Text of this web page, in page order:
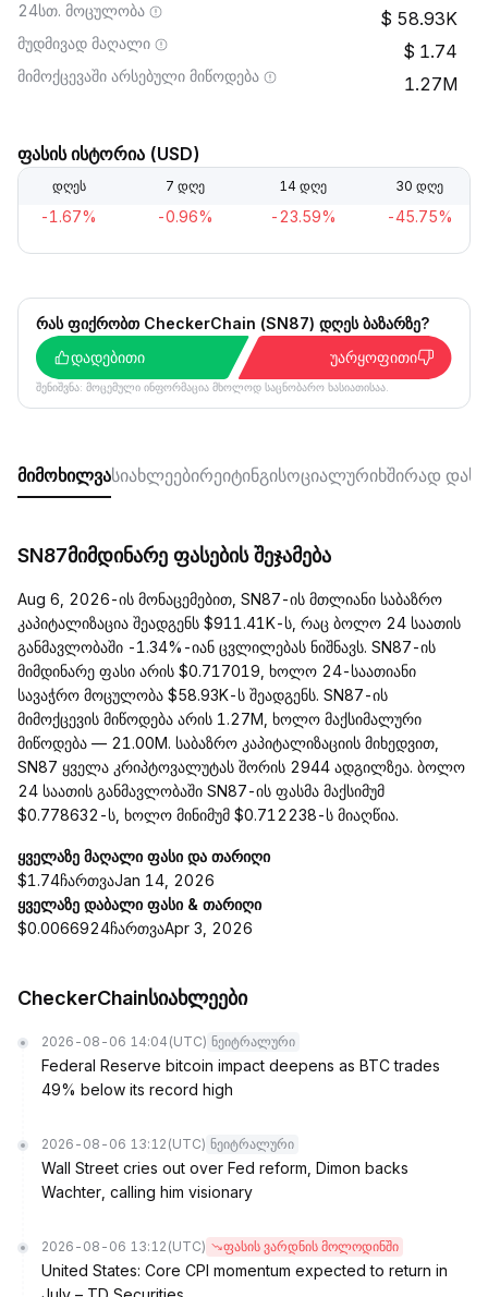
24სთ. მოცულობა 58.93K
მუდმივად მაღალი 1.74
მიმოქცევაში არსებული მიწოდება 1.27M
ფასის ისტორია (USD)
დღეს 7 დღე 14 დღე 30 დღე
-1.67% -0.96% -23.59% -45.75%
რას ფიქრობთ CheckerChain (SN87) დღეს ბაზარზე?
დადებითი
უარყოფითი
შენიშვნა: მოცემული ინფორმაცია მხოლოდ საცნობარო ხასიათისაა.
მიმოხილვასიახლეებირეიტინგისოციალურიხშირად
SN87მიმდინარე ფასების შეჯამება
Aug 6, 2026-ის მონაცემებით, SN87-ის მთლიანი საბაზრო
კაპიტალიზაცია შეადგენს $911.41K-ს, რაც ბოლო 24 საათის
განმავლობაში -1.34%-იან ცვლილებას ნიშნავს. SN87-ის
მიმდინარე ფასი არის $0.717019, ხოლო 24-საათიანი
სავაჭრო მოცულობა $58.93K-ს შეადგენს. SN87-ის
მიმოქცევის მიწოდება არის 1.27M, ხოლო მაქსიმალური
მიწოდება — 21.00M. საბაზრო კაპიტალიზაციის მიხედვით,
SN87 ყველა კრიპტოვალუტას შორის 2944 ადგილზეა. ბოლო
24 საათის განმავლობაში SN87-ის ფასმა მაქსიმუმ
$0.778632-ს, ხოლო მინიმუმ $0.712238-ს მიაღწია.
ყველაზე მაღალი ფასი და თარიღი
$1.74ჩართვაJan 14, 2026
ყველაზე დაბალი ფასი & თარიღი
$0.0066924ჩართვაApr 3, 2026
CheckerChainსიახლეები
2026-08-06 14:04 (UTC) ნეიტრალური
Federal Reserve bitcoin impact deepens as BTC trades
49% below its record high
2026-08-06 13:12 (UTC) ნეიტრალური
Wall Street cries out over Fed reform, Dimon backs
Wachter, calling him visionary
2026-08-06 13:12 (UTC) ფასის ვარდნის მოლოდინში
United States: Core CPI momentum expected to return in